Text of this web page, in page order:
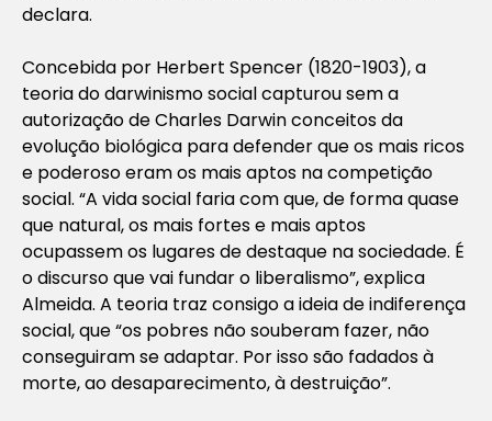
declara.
Concebida por Herbert Spencer (1820-1903), a
teoria do darwinismo social capturou sem a
autorização de Charles Darwin conceitos da
evolução biológica para defender que os mais ricos
e poderoso eram os mais aptos na competição
social. “A vida social faria com que, de forma quase
que natural, os mais fortes e mais aptos
ocupassem os lugares de destaque na sociedade. É
o discurso que vai fundar o liberalismo”, explica
Almeida. A teoria traz consigo a ideia de indiferença
social, que “os pobres não souberam fazer, não
conseguiram se adaptar. Por isso são fadados à
morte, ao desaparecimento, à destruição”.